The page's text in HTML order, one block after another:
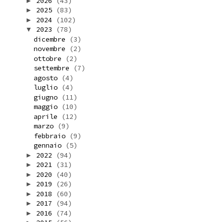
► 2025 (83)
► 2024 (102)
▼ 2023
(78)
dicembre
(3)
novembre
(2)
ottobre
(2)
settembre
(7)
agosto (4)
luglio (4)
giugno (11)
maggio (10)
aprile
(12)
marzo (9)
febbraio (9)
gennaio (5)
► 2022 (94)
► 2021 (31)
► 2020 (40)
► 2019 (26)
► 2018 (60)
► 2017 (94)
► 2016 (74)